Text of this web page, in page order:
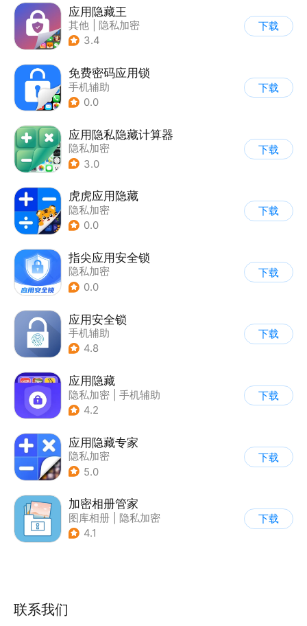
应用隐藏王
其他
隐私加密
3.4
下载
免费密码应用锁
手机辅助
0.0
下载
应用隐私隐藏计算器
隐私加密
3.0
下载
虎虎应用隐藏
隐私加密
0.0
下载
指尖应用安全锁
隐私加密
0.0
下载
应用安全锁
手机辅助
4.8
下载
应用隐藏
隐私加密
手机辅助
4.2
下载
应用隐藏专家
隐私加密
5.0
下载
加密相册管家
图库相册
隐私加密
4.1
下载
联系我们